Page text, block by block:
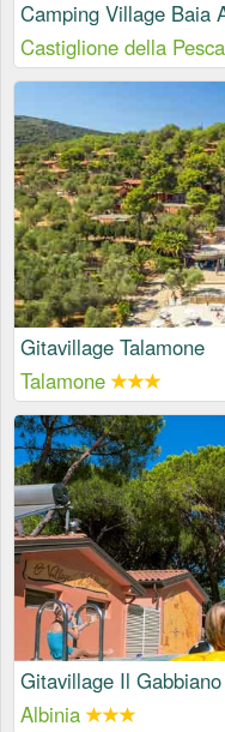
Camping Village Baia
Castiglione della
Gitavillage Talamone
Talamone
Gitavillage Il Gabbiano
Albinia